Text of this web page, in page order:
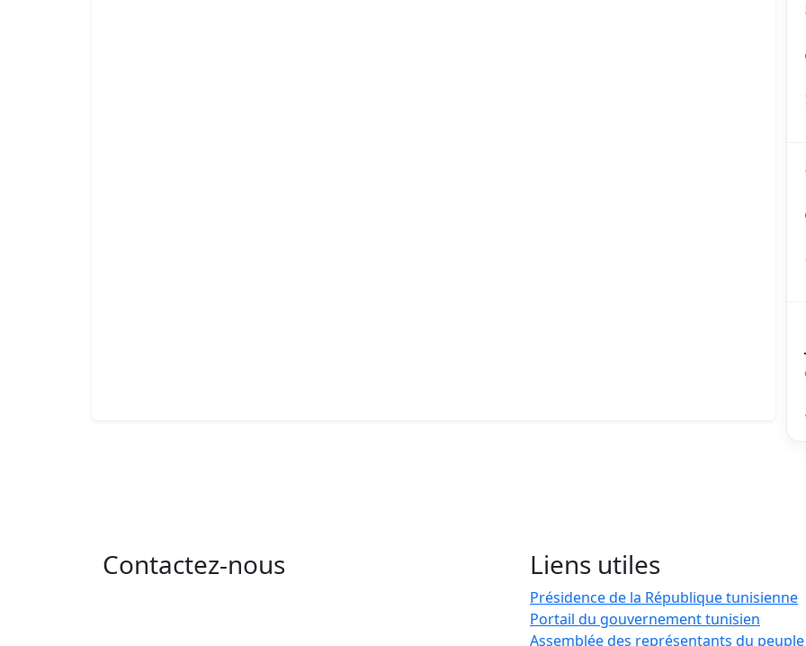
Contactez-nous Liens utiles
Présidence de la République tunisienne
Portail du gouvernement tunisien
Assemblée des représentants du peuple